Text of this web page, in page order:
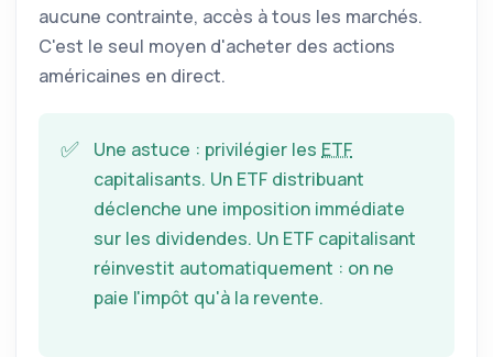
aucune contrainte, accès à tous les marchés.
C'est le seul moyen d'acheter des actions
américaines en direct.
✅ Une astuce : privilégier les ETF
capitalisants. Un ETF distribuant
déclenche une imposition immédiate
sur les dividendes. Un ETF capitalisant
réinvestit automatiquement : on ne
paie l'impôt qu'à la revente.